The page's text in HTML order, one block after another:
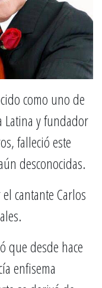
como uno de
Latina y fundador
falleció este
desconocidas.
cantante Carlos
que desde hace
enfisema